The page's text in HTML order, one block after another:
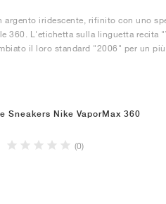
iridescente, rifinito con uno
L'etichetta sulla linguetta recita​
il loro standard "​2006​​" per un più
Sneakers Nike VaporMax 360
(0)